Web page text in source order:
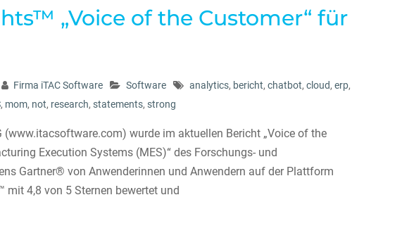
„Voice of the Customer“ für
Firma iTAC Software Software analytics, bericht, chatbot, cloud, erp,
, mom, not, research, statements, strong
(www.itacsoftware.com) wurde im aktuellen Bericht „Voice of the
Execution Systems (MES)“ des Forschungs- und
Gartner® von Anwenderinnen und Anwendern auf der Plattform
mit 4,8 von 5 Sternen bewertet und